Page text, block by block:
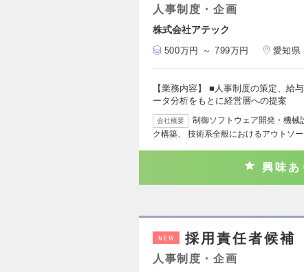
人事制度・企画
株式会社アテック
500万円 ～ 799万円 愛知県
【業務内容】 ■人事制度の策定、給
ータ分析をもとに経営層への提案
会社概要
制御ソフトウェア開発・機械
ク構築、 技術系全般におけるアウトソ
興味あ
NEW 採用責任者候補
人事制度・企画